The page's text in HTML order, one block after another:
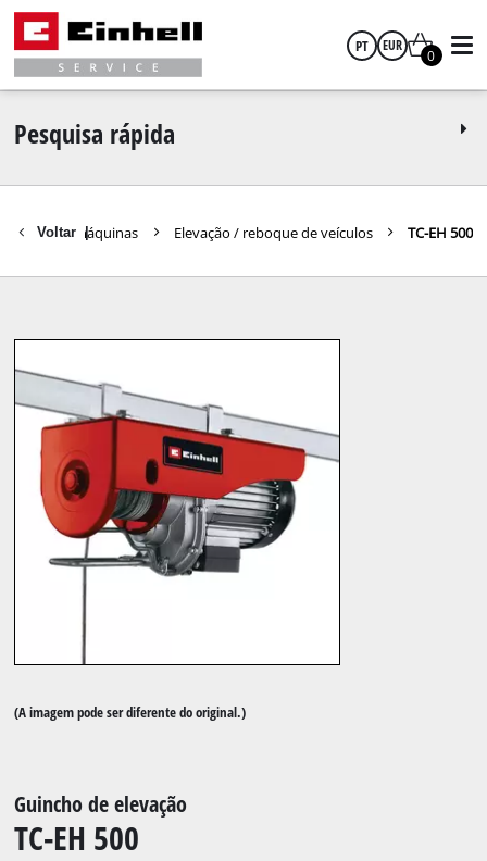
PT EUR
GBP
0
Pesquisa rápida
Voltar |
/ máquinas Elevação / reboque de veículos TC-EH 500
(A imagem pode ser diferente do original.)
Guincho de elevação
TC-EH 500